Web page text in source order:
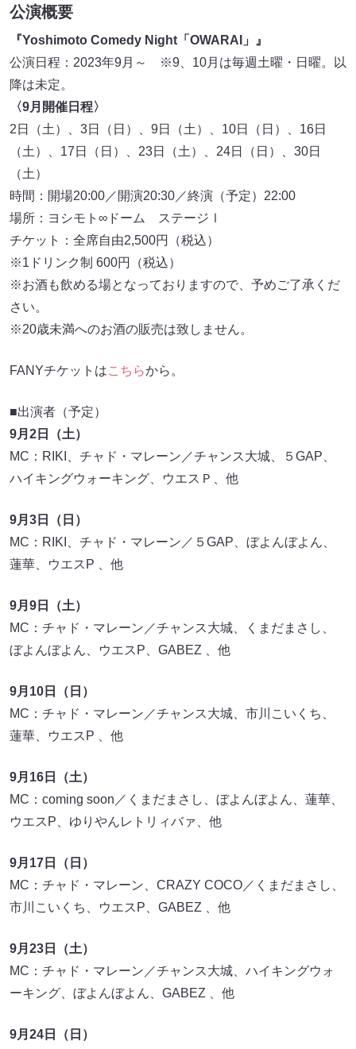
公演概要
『Yoshimoto Comedy Night「OWARAI」』
公演日程：2023年9月～ ※9、10月は毎週土曜・日曜。以
降は未定。
〈9月開催日程〉
2日（土）、3日（日）、9日（土）、10日（日）、16日
（土）、17日（日）、23日（土）、24日（日）、30日
（土）
時間：開場20:00／開演20:30／終演（予定）22:00
場所：ヨシモト∞ドーム ステージⅠ
チケット：全席自由2,500円（税込）
※1ドリンク制 600円（税込）
※お酒も飲める場となっておりますので、予めご了承くだ
さい。
※20歳未満へのお酒の販売は致しません。
FANYチケットはこちらから。
■出演者（予定）
9月2日（土）
MC：RIKI、チャド・マレーン／チャンス大城、５GAP、
ハイキングウォーキング、ウエスＰ、他
9月3日（日）
MC：RIKI、チャド・マレーン／５GAP、ぼよんぼよん、
蓮華、ウエスP 、他
9月9 日（土）
MC：チャド・マレーン／チャンス大城、くまだまさし、
ぼよんぼよん、ウエスP、GABEZ 、他
9月10 日（日）
MC：チャド・マレーン／チャンス大城、市川こいくち、
蓮華、ウエスP 、他
9月16 日（土）
MC：coming soon／くまだまさし、ぼよんぼよん、蓮華、
ウエスP、ゆりやんレトリィバァ、他
9月17 日（日）
MC：チャド・マレーン、CRAZY COCO／くまだまさし、
市川こいくち、ウエスP、GABEZ 、他
9月23 日（土）
MC：チャド・マレーン／チャンス大城、ハイキングウォ
ーキング、ぼよんぼよん、GABEZ 、他
9月24 日（日）